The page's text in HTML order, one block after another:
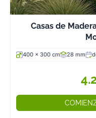
Casas de
400 x 300 cm 28 mm